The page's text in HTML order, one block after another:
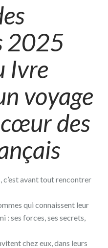
2025
Ivre
voyage
des
c’est avant tout rencontrer
qui connaissent leur
: ses forces, ses secrets,
chez eux, dans leurs